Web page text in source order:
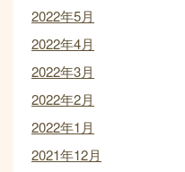
2022年5月
2022年4月
2022年3月
2022年2月
2022年1月
2021年12月